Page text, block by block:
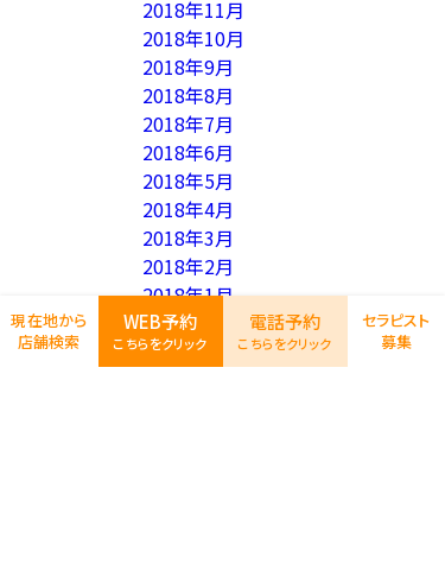
2018年11月
2018年10月
2018年9月
2018年8月
2018年7月
2018年6月
2018年5月
2018年4月
2018年3月
2018年2月
2018年1月
2017年12月
2017年11月
現在地から
店舗検索
WEB予約
こちらをクリック
電話予約
こちらをクリック
セラピスト
募集